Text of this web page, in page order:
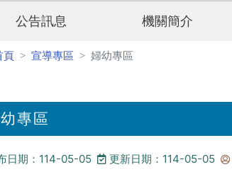
公告訊息 機關簡介
頁 宣導專區 婦幼專區
專區
日期：114-05-05 更新日期：114-05-05